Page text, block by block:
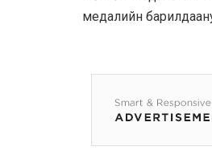
медалийн